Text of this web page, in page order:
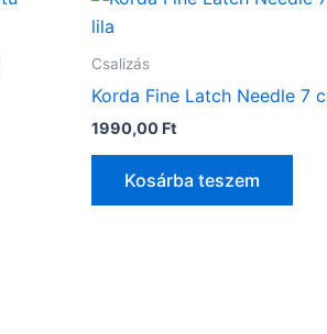
Csalizás
Korda Fine Latch Needle 7
1990,00 Ft
Kosárba teszem